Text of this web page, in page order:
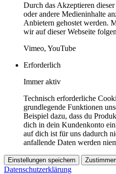
Durch das Akzeptieren
oder andere Medieninhalte
Anbietern gehostet werden.
wir auf dieser Webseite
Vimeo, YouTube
Erforderlich
Immer aktiv
Technisch erforderliche
grundlegende Funktionen
Beispiel dazu, dass du
dich in dein Kundenkonto
auf dich ist für uns dadurch
anfallende Daten werden
Einstellungen speichern
Datenschutzerklärung